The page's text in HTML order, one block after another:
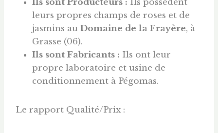
Ils sont Producteurs : Ils possèdent
leurs propres champs de roses et de
jasmins au Domaine de la Frayère, à
Grasse (06).
Ils sont Fabricants : Ils ont leur
propre laboratoire et usine de
conditionnement à Pégomas.
Le rapport Qualité/Prix :